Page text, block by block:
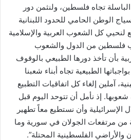
الباسلة تجاه فلسطين، ولنثمن دور
الوطن الحامي للحدود اللبنانية
كل الشعوب العربية والإسلامية
فلسطين من الدول والشعوب
بأن تأخذ دورها الطبيعي بالوقوف
الطبيعية تجاه أبناء شعبنا
آملين إلغاء كل اتفاقيات التطبيع
إذ نأمل أن تتوحد اليوم قبل
الإسرائيلية وأن نستطيع معاً تطهير
من مرتفعات الجولان في سورية وما
الفلسطينية المحتلة”.